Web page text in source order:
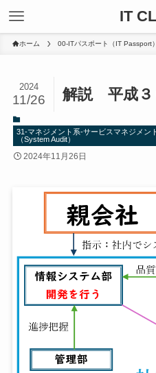
IT
ホーム 00-ITパスポート（IT Passport）
解説 平成３
2024
11/26
31-マネジメント系-サービスマネジメン
（System Audit）
2024年11月26日